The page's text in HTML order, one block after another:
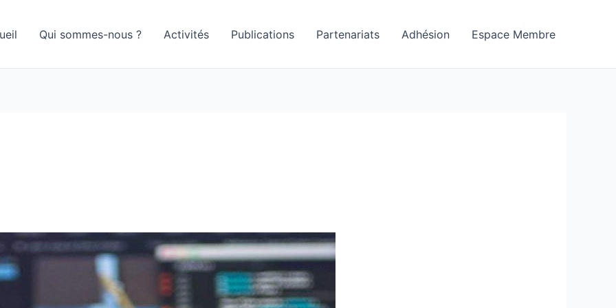
Qui sommes-nous ? Activités Publications Partenariats Adhésion Espace Membre